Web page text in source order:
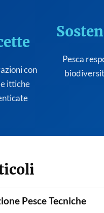
con
ittiche
Pesca
Pesce Tecniche